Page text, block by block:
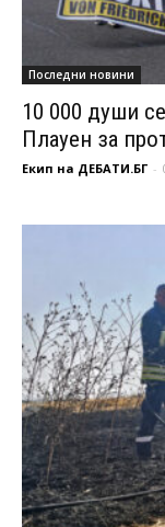
Последни новини
10 000 души
Плауен за
Екип на ДЕБАТИ.БГ -